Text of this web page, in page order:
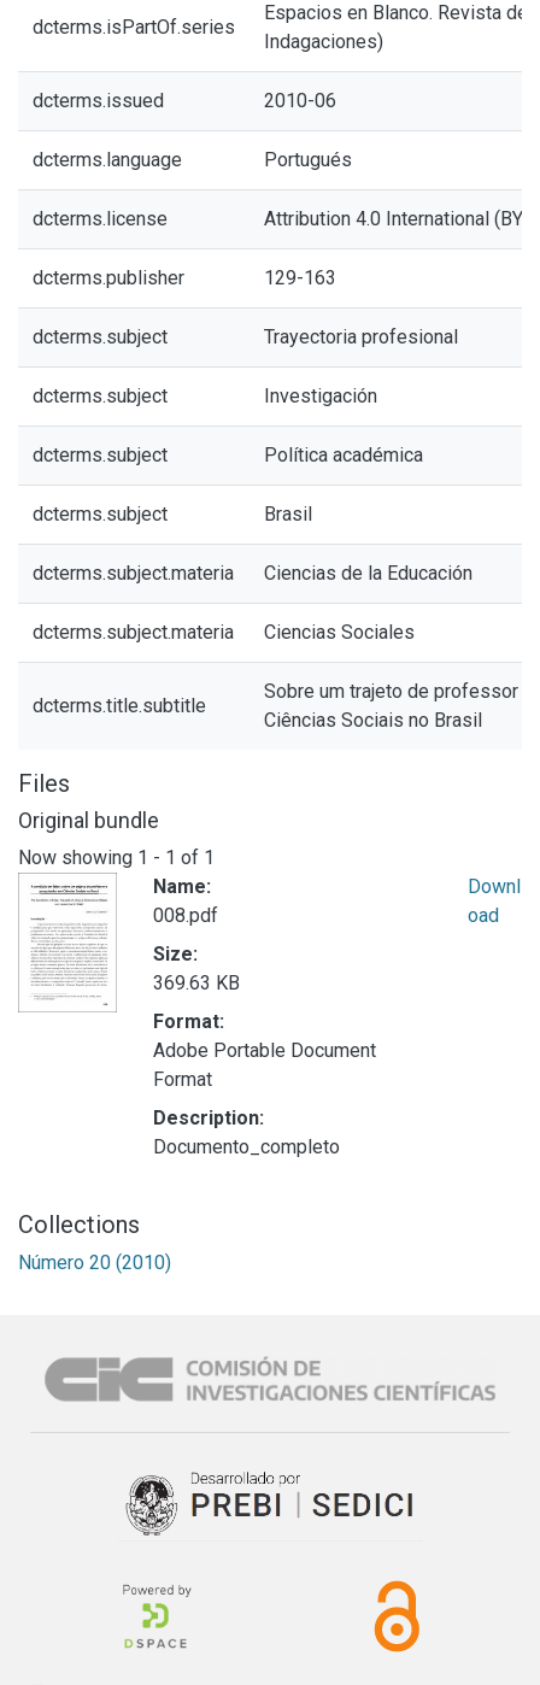
dcterms.isPartOf.series
Espacios en Blanco. Revista de
Indagaciones)
dcterms.issued 2010-06
dcterms.language Portugués
dcterms.license Attribution 4.0 International (BY
dcterms.publisher 129-163
dcterms.subject Trayectoria profesional
dcterms.subject Investigación
dcterms.subject Política académica
dcterms.subject Brasil
dcterms.subject.materia Ciencias de la Educación
dcterms.subject.materia Ciencias Sociales
dcterms.title.subtitle
Sobre um trajeto de professor
Ciências Sociais no Brasil
Files
Original bundle
Now showing 1 - 1 of 1
Name:
008.pdf
Size:
369.63 KB
Format:
Adobe Portable Document
Format
Description:
Documento_completo
Downl
oad
Collections
Número 20 (2010)